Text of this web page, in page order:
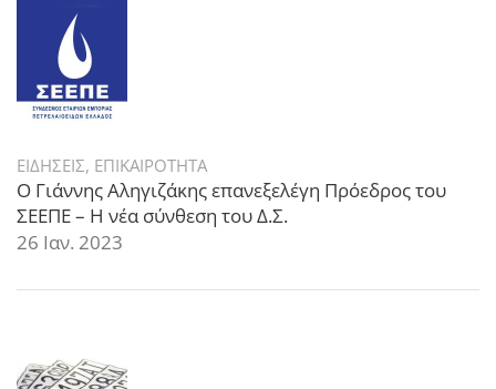
ΕΙΔΗΣΕΙΣ, ΕΠΙΚΑΙΡΟΤΗΤΑ
Ο Γιάννης Αληγιζάκης επανεξελέγη Πρόεδρος του
ΣΕΕΠΕ – Η νέα σύνθεση του Δ.Σ.
26 Ιαν. 2023